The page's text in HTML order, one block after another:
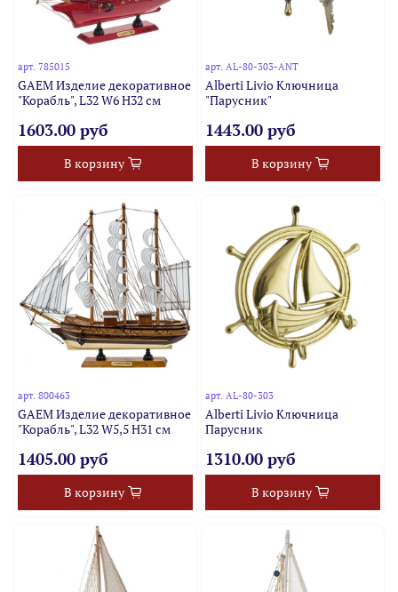
арт.785015
GAEM Изделие декоративное
"Корабль", L32 W6 H32 см
1603.00 руб
В корзину
арт. AL-80-303-ANT
Alberti Livio Ключница
"Парусник"
1443.00 руб
В корзину
арт.800463
GAEM Изделие декоративное
"Корабль", L32 W5,5 H31 см
1405.00 руб
В корзину
арт. AL-80-303
Alberti Livio Ключница
Парусник
1310.00 руб
В корзину